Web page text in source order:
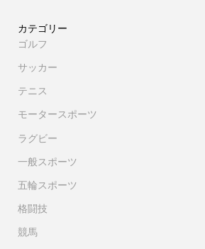
カテゴリー
ゴルフ
サッカー
テニス
モータースポーツ
ラグビー
一般スポーツ
五輪スポーツ
格闘技
競馬